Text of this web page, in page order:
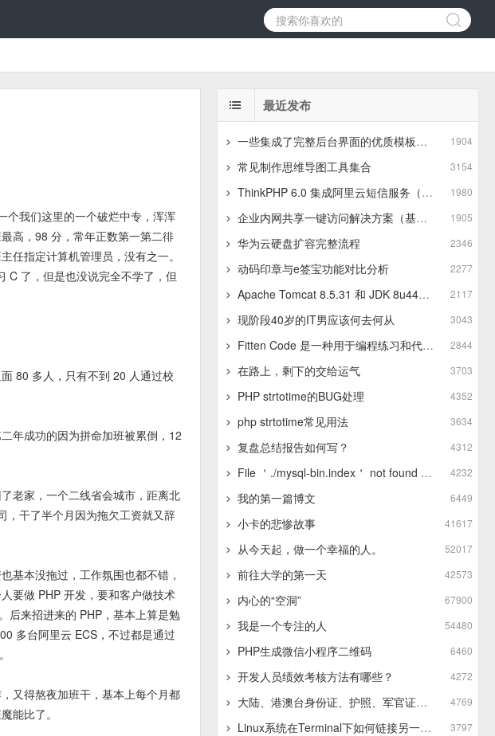
个我们这里的一个破烂中专，浑浑
高，98 分，常年正数第一第二徘
任指定计算机管理员，没有之一。
C 了，但是也没说完全不学了，但
80 多人，只有不到 20 人通过校
年成功的因为拼命加班被累倒，12
老家，一个二线省会城市，距离北
，干了半个月因为拖欠工资就又辞
基本没拖过，工作氛围也都不错，
要做 PHP 开发，要和客户做技术
后来招进来的 PHP，基本上算是勉
多台阿里云 ECS，不过都是通过
又得熬夜加班干，基本上每个月都
能比了。
最近发布
1904
一些集成了完整后台界面的优质模板推荐
3154
常见制作思维导图工具集合
1980
ThinkPHP 6.0 集成阿里云短信服务（基于最新版SDK）
1905
企业内网共享一键访问解决方案（基于JSZip+LayUI）
2346
华为云硬盘扩容完整流程
2277
动码印章与e签宝功能对比分析
2117
Apache Tomcat 8.5.31 和 JDK 8u441 在 Linux 服务器 上的上传与安装步骤
3043
现阶段40岁的IT男应该何去何从
2844
Fitten Code 是一种用于编程练习和代码训练的平台
3703
在路上，剩下的交给运气
4352
PHP strtotime的BUG处理
3634
php strtotime常见用法
4312
复盘总结报告如何写？
4232
File ＇./mysql-bin.index＇ not found (Errcode: 13 - Permission denied)
6449
我的第一篇博文
41617
小卡的悲惨故事
52017
从今天起，做一个幸福的人。
42573
前往大学的第一天
67900
内心的“空洞”
54480
我是一个专注的人
6460
PHP生成微信小程序二维码
4272
开发人员绩效考核方法有哪些？
4769
大陆、港澳台身份证、护照、军官证的正则表达式
3797
Linux系统在Terminal下如何链接另一个Linux系统